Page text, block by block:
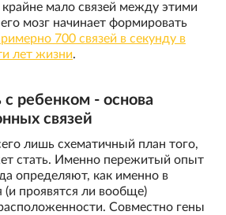
мало связей между этими
мозг начинает формировать
700 связей в секунду в
лет жизни.
с ребенком - основа
связей
лишь схематичный план того,
стать. Именно пережитый опыт
определяют, как именно в
(и проявятся ли вообще)
Совместно гены